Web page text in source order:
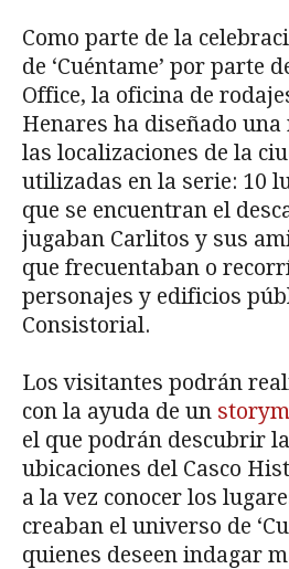
Como parte de la
de ‘Cuéntame’ por parte
Office, la oficina de
Henares ha diseñado
las localizaciones de la
utilizadas en la serie: 10
que se encuentran el
jugaban Carlitos y sus
que frecuentaban o
personajes y edificios
Consistorial.
Los visitantes podrán
con la ayuda de un
el que podrán descubrir
ubicaciones del Casco
a la vez conocer los
creaban el universo de
quienes deseen indagar